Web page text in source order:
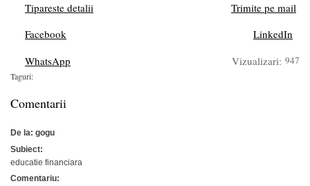
Tipareste detalii
Trimite pe mail
Facebook
LinkedIn
WhatsApp
Vizualizari: 947
Taguri:
Comentarii
De la: gogu
Subiect:
educatie financiara
Comentariu: